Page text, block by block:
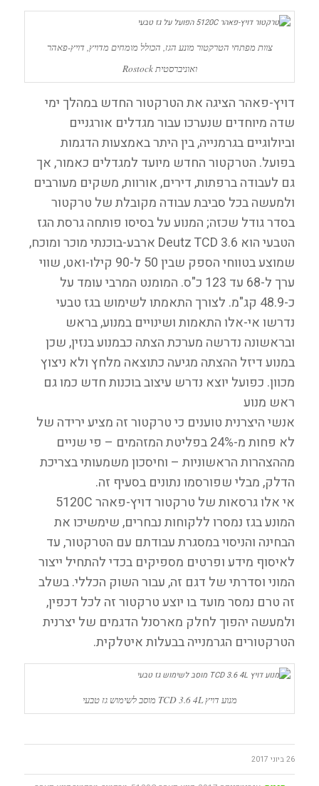
צוות מפתחי הטרקטור מונע הגז, הכולל מומחים מדויץ, דויץ-פאהר
ואוניברסטית Rostock
דויץ-פאהר הציגה את הטרקטור החדש במהלך ימי
שדה מיוחדים שנערכו עבור מגדלים אורגניים
וביולוגיים בגרמנייה, בין היתר באמצעות הדגמות
בפועל. הטרקטור החדש מיועד למגדלים כאמור, אך
גם לעבודה ברפתות, דירים, אורוות, משקים מעורבים
ולמעשה בכל סביבת עבודה מקובלת של טרקטור
בסדר גודל שכזה; המנוע על בסיסו פותחה גרסת הגז
הטבעי הוא Deutz TCD 3.6 ארבע-בוכנתי מוכר ומוכח,
שמוצע בטווחי הספק שבין 50 ל-90 קילו-ואט, שווי
ערך ל-68 עד 123 כ"ס. המומנט המרבי עומד על
כ-48.9 קג"מ. לצורך התאמתו לשימוש בגז טבעי
נדרשו אי-אלו התאמות ושינויים במנוע, בראש
ובראשונה נדרשה מערכת הצתה כבמנוע בנזין, שכן
במנוע דיזל ההצתה מגיעה כתוצאה מלחץ ולא ניצוץ
מכוון. כפועל יוצא נדרש עיצוב בוכנות חדש כמו גם
ראש מנוע
אנשי היצרנית טוענים כי טרקטור זה מציע ירידה של
לא פחות מ-24% בפליטת המזהמים – פי שניים
מההצהרות הראשוניות – וחיסכון משמעותי בצריכת
הדלק, מבלי שפורסמו נתונים בסעיף זה.
אי אלו גרסאות של טרקטור דויץ-פאהר 5120C
המונע בגז נמסרו ללקוחות נבחרים, שימשיכו את
הבחינה והניסוי במסגרת עבודתם עם הטרקטור, עד
לאיסוף מידע ופרטים מספיקים בכדי להתחיל ייצור
המוני וסדרתי של דגם זה, עבור השוק הכללי. בשלב
זה טרם נמסר מועד בו יוצע טרקטור זה לכל דכפין,
ולמעשה יהפוך לחלק מארסנל הדגמים של יצרנית
הטרקטורים הגרמנייה בבעלות איטלקית.
מנוע דויץ TCD 3.6 4L מוסב לשימוש גז טבעי
26 ביוני 2017